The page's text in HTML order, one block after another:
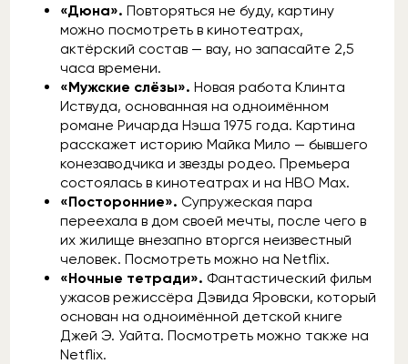
«Дюна». Повторяться не буду, картину
можно посмотреть в кинотеатрах,
актёрский состав — вау, но запасайте 2,5
часа времени.
«Мужские слёзы». Новая работа Клинта
Иствуда, основанная на одноимённом
романе Ричарда Нэша 1975 года. Картина
расскажет историю Майка Мило — бывшего
конезаводчика и звезды родео. Премьера
состоялась в кинотеатрах и на HBO Max.
«Посторонние». Супружеская пара
переехала в дом своей мечты, после чего в
их жилище внезапно вторгся неизвестный
человек. Посмотреть можно на Netflix.
«Ночные тетради». Фантастический фильм
ужасов режиссёра Дэвида Яровски, который
основан на одноимённой детской книге
Джей Э. Уайта. Посмотреть можно также на
Netflix.